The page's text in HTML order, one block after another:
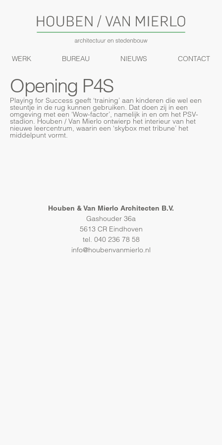
WERK BUREAU NIEUWS CONTACT
Opening P4S
Playing for Success geeft ‘training’ aan kinderen die wel een
steuntje in de rug kunnen gebruiken. Dat doen zij in een
omgeving met een ‘Wow-factor’, namelijk in en om het PSV-
stadion. Houben / Van Mierlo ontwierp het interieur van het
nieuwe leercentrum, waarin een ‘skybox met tribune’ het
middelpunt vormt.
Houben & Van Mierlo Architecten B.V.
Gashouder 36a
5613 CR Eindhoven
tel. 040 236 78 58
info@houbenvanmierlo.nl